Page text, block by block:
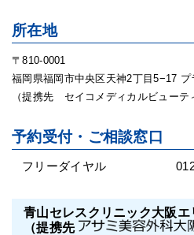
所在地
〒810-0001
福岡県福岡市中央区天神2丁目5−17
（提携先 セイコメディカルビューテ
予約受付・ご相談窓口
フリーダイヤル
青山セレスクリニック大阪エ
（提携先